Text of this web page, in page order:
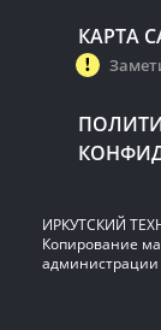
КАРТА
ИРКУТСКИЙ
Копирование
администрации